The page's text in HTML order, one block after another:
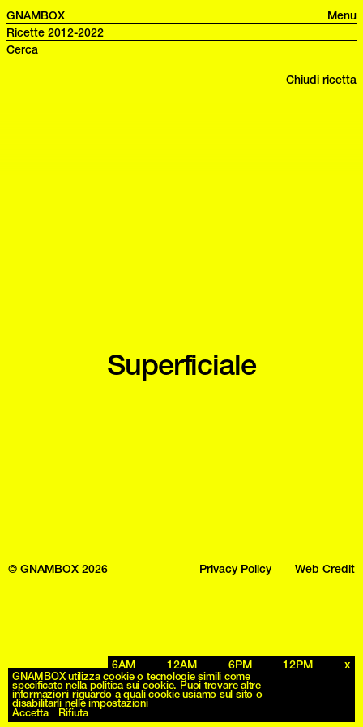
GNAMBOX
Menu
Ricette 2012-2022
Chiudi ricetta
Superficiale
© GNAMBOX 2026 Privacy Policy Web Credit
6AM 12AM 6PM 12PM x
GNAMBOX utilizza cookie o tecnologie simili come
specificato nella politica sui cookie. Puoi trovare altre
informazioni riguardo a quali cookie usiamo sul sito o
disabilitarli nelle impostazioni
Accetta Rifiuta